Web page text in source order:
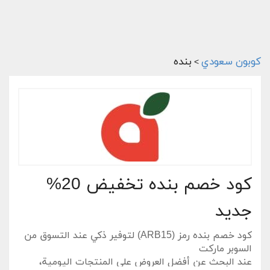
كوبون سعودي > بنده
كود خصم بنده تخفيض 20%
جديد
كود خصم بنده رمز (ARB15) لتوفير ذكي عند التسوق من
السوبر ماركت
عند البحث عن أفضل العروض على المنتجات اليومية،